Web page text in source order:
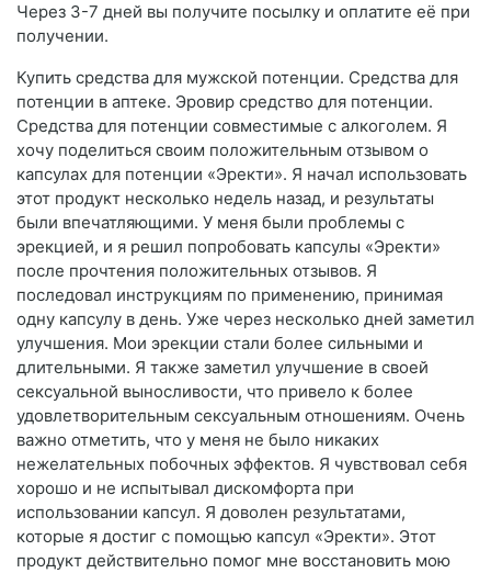
Через 3-7 дней вы получите посылку и оплатите её при
получении.
Купить средства для мужской потенции. Средства для
потенции в аптеке. Эровир средство для потенции.
Средства для потенции совместимые с алкоголем. Я
хочу поделиться своим положительным отзывом о
капсулах для потенции «Эректи». Я начал использовать
этот продукт несколько недель назад, и результаты
были впечатляющими. У меня были проблемы с
эрекцией, и я решил попробовать капсулы «Эректи»
после прочтения положительных отзывов. Я
последовал инструкциям по применению, принимая
одну капсулу в день. Уже через несколько дней заметил
улучшения. Мои эрекции стали более сильными и
длительными. Я также заметил улучшение в своей
сексуальной выносливости, что привело к более
удовлетворительным сексуальным отношениям. Очень
важно отметить, что у меня не было никаких
нежелательных побочных эффектов. Я чувствовал себя
хорошо и не испытывал дискомфорта при
использовании капсул. Я доволен результатами,
которые я достиг с помощью капсул «Эректи». Этот
продукт действительно помог мне восстановить мою